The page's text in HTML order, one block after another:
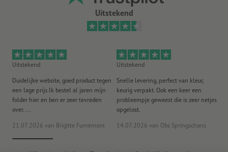
Uitstekend
Uitstekend
Duidelijke website, goed product tegen
een lage prijs.Ik bestel al jaren mijn
folder hier en ben er zeer tevreden
over. ...
21.07.2026 van Brigitte Furnèmont
Uitstekend
Snelle levering, perfect van kleur,
keurig verpakt. Ook een keer een
probleempje geweest die is zeer netjes
opgelost.
14.07.2026 van Obs Springschans